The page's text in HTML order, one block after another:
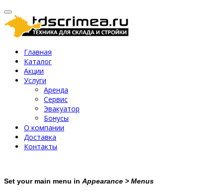
Главная
Каталог
Акции
Услуги
Аренда
Сервис
Эвакуатор
Бонусы
О компании
Доставка
Контакты
Set your main menu in Appearance > Menus